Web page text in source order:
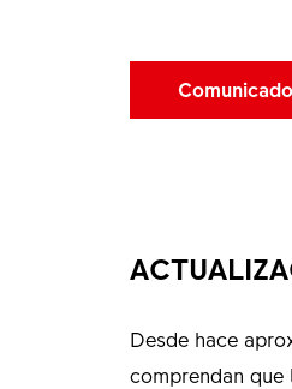
Desde hace
comprendan